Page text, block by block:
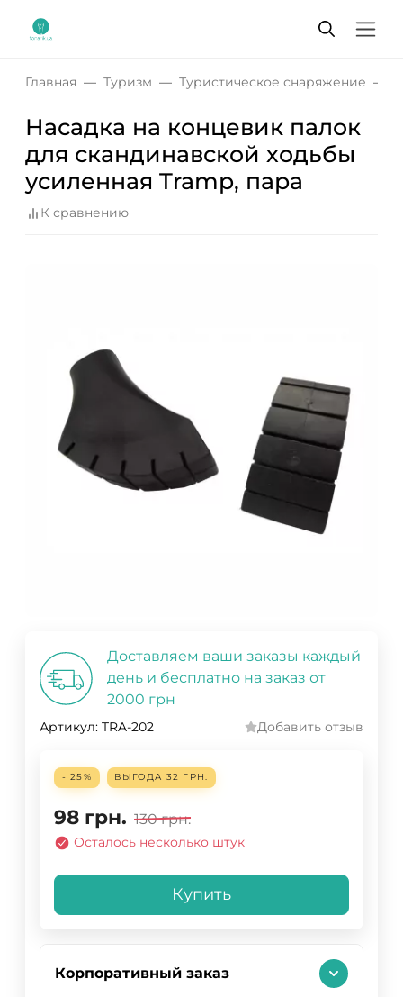
Главная Туризм Туристическое снаряжение
Насадка на концевик палок
для скандинавской ходьбы
усиленная Tramp, пара
К сравнению
Доставляем ваши заказы каждый
день и бесплатно на заказ от
2000 грн
Артикул: TRA-202 Добавить отзыв
- 25% ВЫГОДА 32 ГРН.
98 грн. 130 грн.
Осталось несколько штук
Купить
Корпоративный заказ